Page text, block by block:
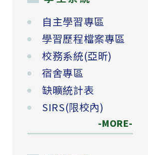
自主學習專區
學習歷程檔案專區
校務系統(亞昕)
宿舍專區
缺曠統計表
SIRS(限校內)
-MORE-